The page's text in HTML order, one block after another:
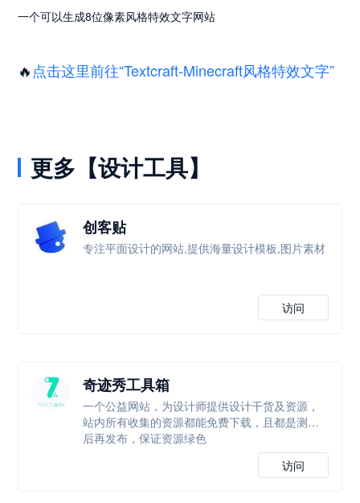
一个可以生成8位像素风格特效文字网站
🔥点击这里前往“Textcraft-Minecraft风格特效文字”
更多【设计工具】
创客贴
专注平面设计的网站,提供海量设计模板,图片素材
访问
奇迹秀工具箱
一个公益网站，为设计师提供设计干货及资源，
站内所有收集的资源都能免费下载，且都是测试
后再发布，保证资源绿色
访问